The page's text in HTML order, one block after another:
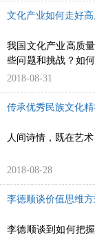
文化产业如何走好
我国文化产业高质
些问题和挑战？如
化生活需要？
2018-08-31
传承优秀民族文化
人间诗情，既在艺术
2018-08-28
李德顺谈价值思维
李德顺谈到如何把